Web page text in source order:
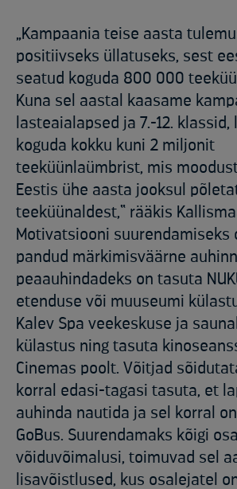
„Kampaania teise aasta
positiivseks üllatuseks, sest
seatud koguda 800 000
Kuna sel aastal kaasame
lasteaialapsed ja 7.-12. klassid,
koguda kokku kuni 2 miljonit
teeküünlaümbrist, mis
Eestis ühe aasta jooksul
teeküünaldest,“ rääkis
Motivatsiooni suurendamiseks
pandud märkimisväärne
peaauhindadeks on tasuta
etenduse või muuseumi
Kalev Spa veekeskuse ja
külastus ning tasuta
Cinemas poolt. Võitjad
korral edasi-tagasi tasuta, et
auhinda nautida ja sel korral
GoBus. Suurendamaks kõigi
võiduvõimalusi, toimuvad sel
lisavõistlused, kus osalejatel